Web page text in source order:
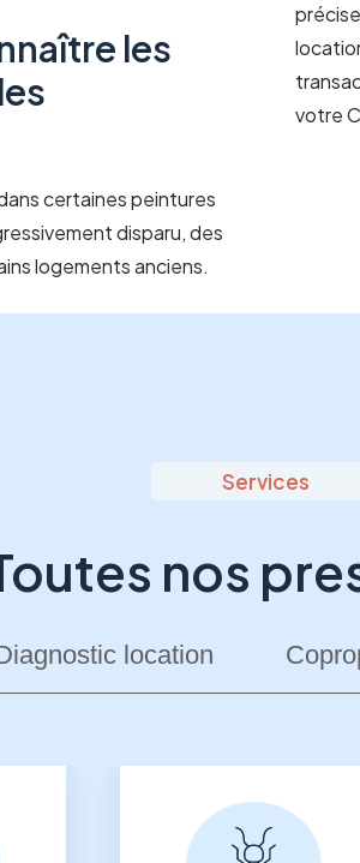
les
certaines peintures
disparu, des
logements anciens.
votre
Services
nos
location